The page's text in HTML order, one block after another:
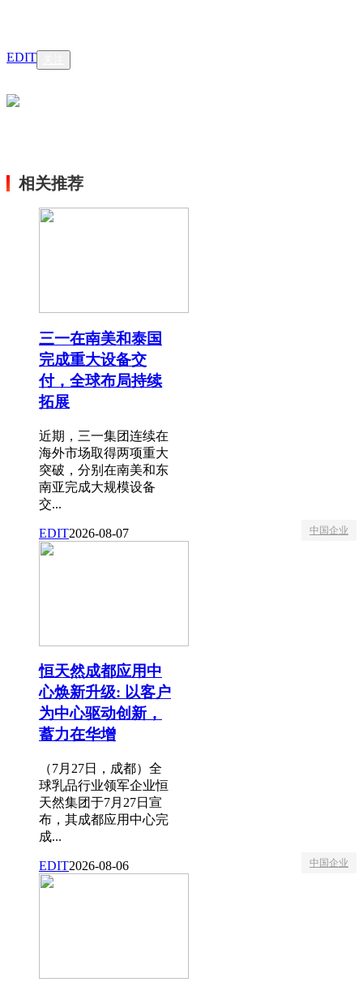
EDIT
相关推荐
三一在南美和泰国
完成重大设备交
付，全球布局持续
拓展
近期，三一集团连续在
海外市场取得两项重大
突破，分别在南美和东
南亚完成大规模设备
交...
EDIT2026-08-07 中国企业
恒天然成都应用中
心焕新升级: 以客户
为中心驱动创新，
蓄力在华增
（7月27日，成都）全
球乳品行业领军企业恒
天然集团于7月27日宣
布，其成都应用中心完
成...
EDIT2026-08-06 中国企业